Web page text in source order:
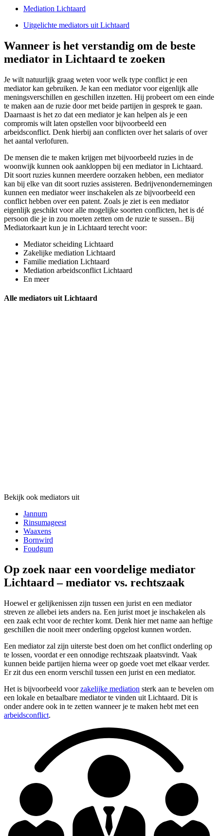
Mediation Lichtaard
Uitgelichte mediators uit Lichtaard
Wanneer is het verstandig om de beste
mediator in Lichtaard te zoeken
Je wilt natuurlijk graag weten voor welk type conflict je een
mediator kan gebruiken. Je kan een mediator voor eigenlijk alle
meningsverschillen en geschillen inzetten. Hij probeert om een einde
te maken aan de ruzie door met beide partijen in gesprek te gaan.
Daarnaast is het zo dat een mediator je kan helpen als je een
compromis wilt laten opstellen voor bijvoorbeeld een
arbeidsconflict. Denk hierbij aan conflicten over het salaris of over
het aantal verlofuren.
De mensen die te maken krijgen met bijvoorbeeld ruzies in de
woonwijk kunnen ook aankloppen bij een mediator in Lichtaard.
Dit soort ruzies kunnen meerdere oorzaken hebben, een mediator
kan bij elke van dit soort ruzies assisteren. Bedrijvenondernemingen
kunnen een mediator weer inschakelen als ze bijvoorbeeld een
conflict hebben over een patent. Zoals je ziet is een mediator
eigenlijk geschikt voor alle mogelijke soorten conflicten, het is dé
persoon die je in zou moeten zetten om de ruzie te sussen.. Bij
Mediatorkaart kun je in Lichtaard terecht voor:
Mediator scheiding Lichtaard
Zakelijke mediation Lichtaard
Familie mediation Lichtaard
Mediation arbeidsconflict Lichtaard
En meer
Alle mediators uit Lichtaard
Bekijk ook mediators uit
Jannum
Rinsumageest
Waaxens
Bornwird
Foudgum
Op zoek naar een voordelige mediator
Lichtaard – mediator vs. rechtszaak
Hoewel er gelijkenissen zijn tussen een jurist en een mediator
streven ze allebei iets anders na. Een jurist moet je inschakelen als
een zaak echt voor de rechter komt. Denk hier met name aan heftige
geschillen die nooit meer onderling opgelost kunnen worden.
Een mediator zal zijn uiterste best doen om het conflict onderling op
te lossen, voordat er een onnodige rechtszaak plaatsvindt. Vaak
kunnen beide partijen hierna weer op goede voet met elkaar verder.
Er zit dus een enorm verschil tussen een jurist en een mediator.
Het is bijvoorbeeld voorzakelijke mediation sterk aan te bevelen om
een lokale en betaalbare mediator te vinden uit Lichtaard. Dit is
onder andere ook in te zetten wanneer je te maken hebt met een
arbeidsconflict.